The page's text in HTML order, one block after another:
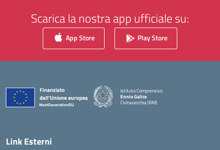
Scarica la nostra app ufficiale su:
App Store Play Store
Istituto Comprensivo
Ennio Galice
Civitavecchia (RM)
Link Esterni